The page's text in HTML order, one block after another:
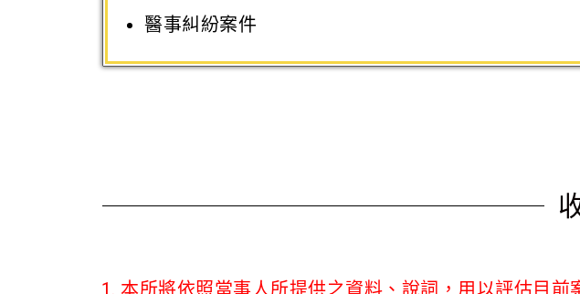
醫事糾紛案件
本所將依照當事人所提供之資料、說詞，用以評估目